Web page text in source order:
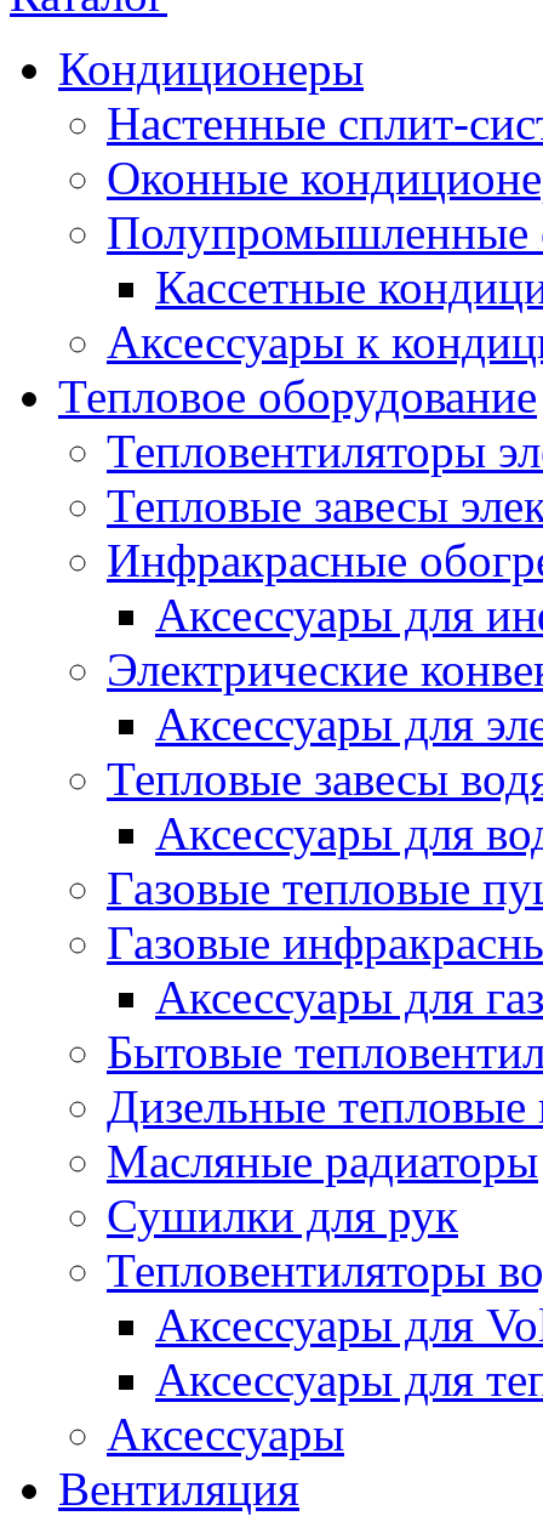
Кондиционеры
Настенные сплит-
Оконные
Полупромышленные
Кассетные
Аксессуары к
Тепловое оборудование
Тепловентиляторы
Тепловые завесы
Инфракрасные
Аксессуары для
Электрические
Аксессуары для
Тепловые завесы
Аксессуары для
Газовые тепловые
Газовые
Аксессуары для
Бытовые
Дизельные
Масляные радиаторы
Сушилки для рук
Тепловентиляторы
Аксессуары для
Аксессуары для
Аксессуары
Вентиляция